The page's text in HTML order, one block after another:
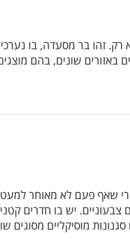
זהו בר מסעדה, בו
באזורים שונים, בהם
פעם לא מאוחר למעט
צבעוניים. יש בו חדרים
מוסיקליים מסוגים